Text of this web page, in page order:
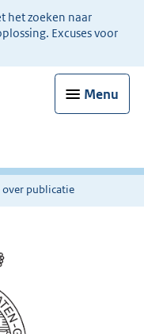
het zoeken naar
Excuses voor
Menu
publicatie